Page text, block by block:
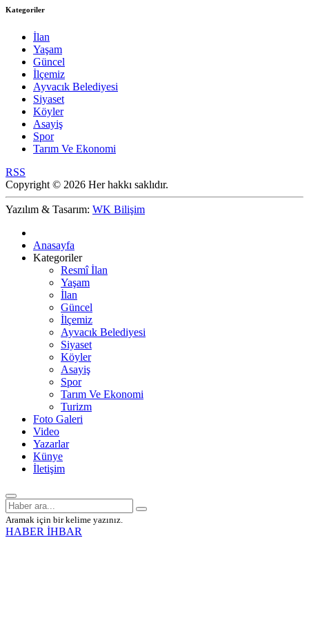
Kategoriler
İlan
Yaşam
Güncel
İlçemiz
Ayvacık Belediyesi
Siyaset
Köyler
Asayiş
Spor
Tarım Ve Ekonomi
RSS
Copyright © 2026 Her hakkı saklıdır.
Yazılım & Tasarım: WK Bilişim
Anasayfa
Kategoriler
Resmî İlan
Yaşam
İlan
Güncel
İlçemiz
Ayvacık Belediyesi
Siyaset
Köyler
Asayiş
Spor
Tarım Ve Ekonomi
Turizm
Foto Galeri
Video
Yazarlar
Künye
İletişim
Aramak için bir kelime yazınız.
HABER İHBAR